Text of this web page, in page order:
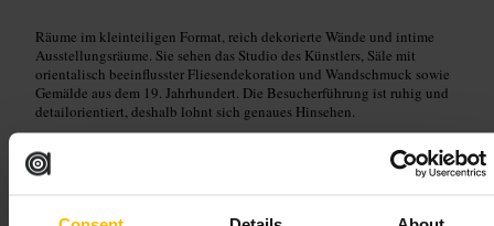
Räume im kleinteiligen Format, reich dekorierte Wände und intime
Ausstellungsräume. Sie sehen das Studio des Künstlers, Säle mit
orientalisch beeinflusster Fliesendekoration und Wandschmuck sowie
Gemälde aus dem 19. Jahrhundert. Die Besucherführung ist ruhig und
detailorientiert, deshalb lohnt sich genaues Hinsehen.
Planen Sie Ihren Besuch